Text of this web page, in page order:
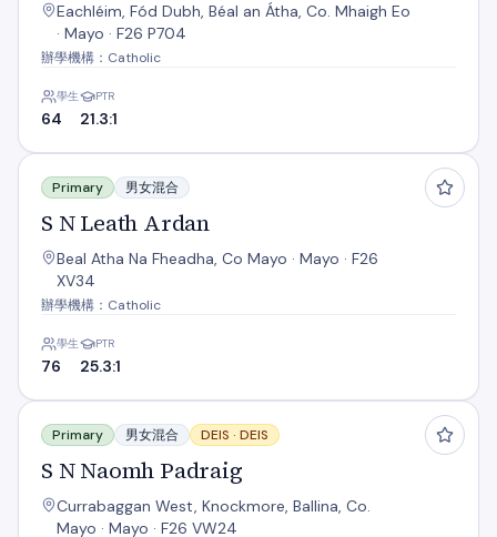
Eachléim, Fód Dubh, Béal an Átha, Co. Mhaigh Eo
· Mayo · F26 P704
辦學機構：Catholic
學生
64
PTR
21.3:1
S N Leath Ardan
Primary 男女混合
S N Leath Ardan
Beal Atha Na Fheadha, Co Mayo · Mayo · F26
XV34
辦學機構：Catholic
學生
76
PTR
25.3:1
S N Naomh Padraig
Primary 男女混合 DEIS · DEIS
S N Naomh Padraig
Currabaggan West, Knockmore, Ballina, Co.
Mayo · Mayo · F26 VW24